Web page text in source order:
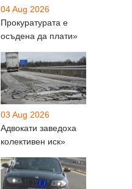
04 Aug 2026
Прокуратурата е
осъдена да плати»
03 Aug 2026
Адвокати заведоха
колективен иск»